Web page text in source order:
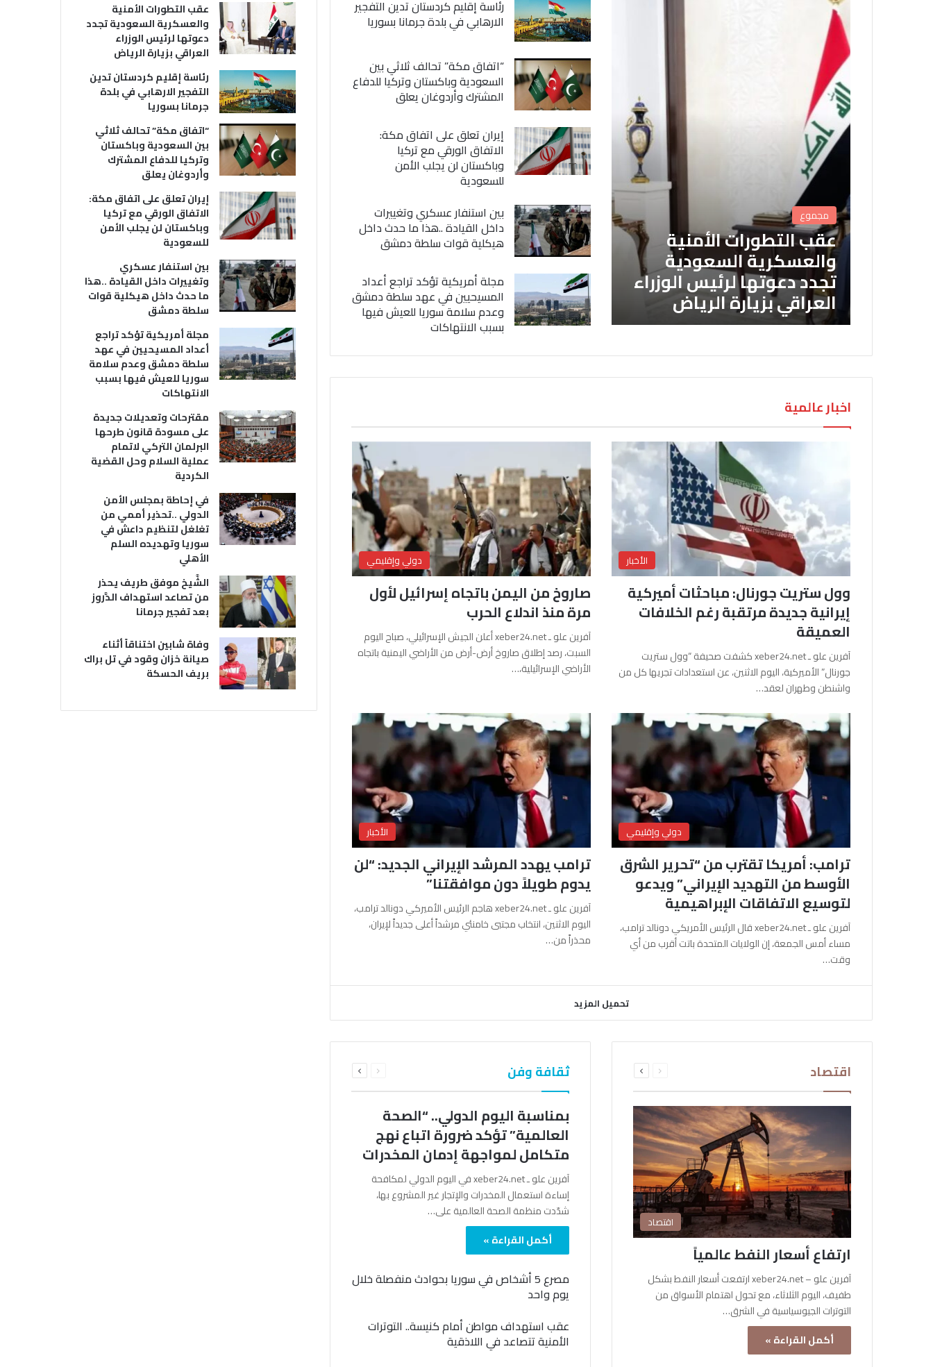
مجموع
عقب التطورات الأمنية
والعسكرية السعودية
تجدد دعوتها لرئيس الوزراء
العراقي بزيارة الرياض
رئاسة إقليم كردستان تدين التفجير
الارهابي في بلدة جرمانا بسوريا
“اتفاق مكة” تحالف ثلاثي بين
السعودية وباكستان وتركيا للدفاع
المشترك وأردوغان يعلق
إيران تعلق على اتفاق مكة:
الاتفاق الورقي مع تركيا
وباكستان لن يجلب الأمن
للسعودية
بين استنفار عسكري وتغييرات
داخل القيادة ..هذا ما حدث داخل
هيكلية قوات سلطة دمشق
مجلة أمريكية تؤكد تراجع أعداد
المسيحيين في عهد سلطة دمشق
وعدم سلامة سوريا للعيش فيها
بسبب الانتهاكات
اخبار عالمية
الأخبار
وول ستريت جورنال: مباحثات أميركية
إيرانية جديدة مرتقبة رغم الخلافات
العميقة
آفرين علو ـ xeber24.net كشفت صحيفة “وول ستريت
جورنال” الأميركية، اليوم الاثنين، عن استعدادات تجريها كل من
واشنطن وطهران لعقد…
دولي وإقليمي
صاروخ من اليمن باتجاه إسرائيل لأول
مرة منذ اندلاع الحرب
آفرين علو ـ xeber24.net أعلن الجيش الإسرائيلي، صباح اليوم
السبت، رصد إطلاق صاروخ أرض-أرض من الأراضي اليمنية باتجاه
الأراضي الإسرائيلية،…
دولي وإقليمي
ترامب: أمريكا تقترب من “تحرير الشرق
الأوسط من التهديد الإيراني” ويدعو
لتوسيع الاتفاقات الإبراهيمية
آفرين علو ـ xeber24.net قال الرئيس الأمريكي دونالد ترامب،
مساء أمس الجمعة، إن الولايات المتحدة باتت أقرب من أي
وقت…
الأخبار
ترامب يهدد المرشد الإيراني الجديد: “لن
يدوم طويلاً دون موافقتنا”
آفرين علو ـ xeber24.net هاجم الرئيس الأميركي دونالد ترامب،
اليوم الاثنين، انتخاب مجتبى خامنئي مرشداً أعلى جديداً لإيران،
محذراً من…
تحميل المزيد
اقتصاد الصفحةالصفحة
اقتصاد
ارتفاع أسعار النفط عالمياً
آفرين علو – xeber24.net ارتفعت أسعار النفط بشكل
طفيف، اليوم الثلاثاء، مع تحول اهتمام الأسواق من
التوترات الجيوسياسية في الشرق…
أكمل القراءة »
ثقافة وفن الصفحةالصفحة
بمناسبة اليوم الدولي.. “الصحة
العالمية” تؤكد ضرورة اتباع نهج
متكامل لمواجهة إدمان المخدرات
آفرين علو ـ xeber24.net في اليوم الدولي لمكافحة
إساءة استعمال المخدرات والإتجار غير المشروع بها،
شدّدت منظمة الصحة العالمية على…
أكمل القراءة »
مصرع 5 أشخاص في سوريا بحوادث منفصلة خلال
يوم واحد
عقب استهداف مواطن أمام كنيسة.. التوترات
الأمنية تتصاعد في اللاذقية
عقب التطورات الأمنية
والعسكرية السعودية تجدد
دعوتها لرئيس الوزراء
العراقي بزيارة الرياض
رئاسة إقليم كردستان تدين
التفجير الارهابي في بلدة
جرمانا بسوريا
“اتفاق مكة” تحالف ثلاثي
بين السعودية وباكستان
وتركيا للدفاع المشترك
وأردوغان يعلق
إيران تعلق على اتفاق مكة:
الاتفاق الورقي مع تركيا
وباكستان لن يجلب الأمن
للسعودية
بين استنفار عسكري
وتغييرات داخل القيادة ..هذا
ما حدث داخل هيكلية قوات
سلطة دمشق
مجلة أمريكية تؤكد تراجع
أعداد المسيحيين في عهد
سلطة دمشق وعدم سلامة
سوريا للعيش فيها بسبب
الانتهاكات
مقترحات وتعديلات جديدة
على مسودة قانون طرحها
البرلمان التركي لاتمام
عملية السلام وحل القضية
الكردية
في إحاطة بمجلس الأمن
الدولي ..تحذير أممي من
تغلغل لتنظيم داعش في
سوريا وتهديده السلم
الأهلي
الشَّيخ موفق طريف يحذر
من تصاعد استهداف الدَّروز
بعد تفجير جرمانا
وفاة شابين اختناقاً أثناء
صيانة خزان وقود في تل براك
بريف الحسكة